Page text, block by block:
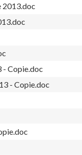
2013.doc
- Copie.doc
- Copie.doc